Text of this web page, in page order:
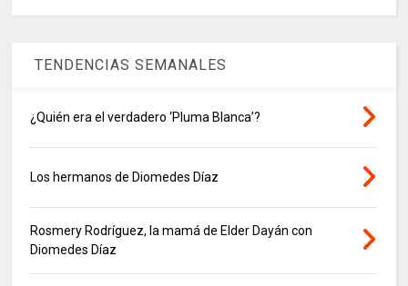
TENDENCIAS SEMANALES
¿Quién era el verdadero ‘Pluma Blanca’?
Los hermanos de Diomedes Díaz
Rosmery Rodríguez, la mamá de Elder Dayán con
Diomedes Díaz